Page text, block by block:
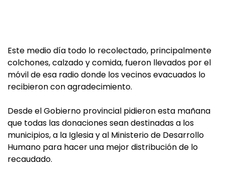
Este medio día todo lo recolectado, principalmente
colchones, calzado y comida, fueron llevados por el
móvil de esa radio donde los vecinos evacuados lo
recibieron con agradecimiento.
Desde el Gobierno provincial pidieron esta mañana
que todas las donaciones sean destinadas a los
municipios, a la Iglesia y al Ministerio de Desarrollo
Humano para hacer una mejor distribución de lo
recaudado.